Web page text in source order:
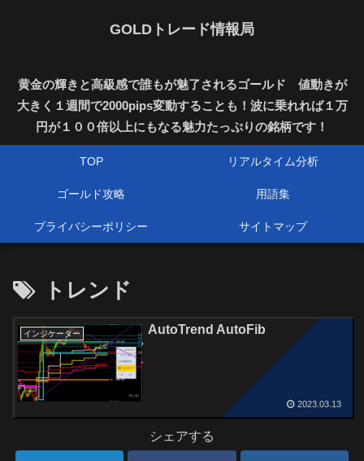
GOLDトレード情報局
黄金の輝きと高級感で誰もが魅了されるゴールド 値動きが
大きく１週間で2000pips変動することも！波に乗れれば１万
円が１００倍以上にもなる魅力たっぷりの銘柄です！
TOP リアルタイム分析
ゴールド攻略 用語集
プライバシーポリシー サイトマップ
トレンド
インジケーター AutoTrend AutoFib
2023.03.13
シェアする